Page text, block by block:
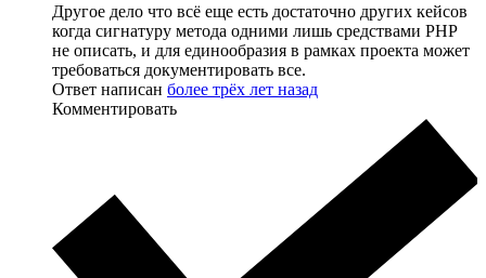
Другое дело что всё еще есть достаточно других кейсов
когда сигнатуру метода одними лишь средствами PHP
не описать, и для единообразия в рамках проекта может
требоваться документировать все.
Ответ написан более трёх лет назад
Комментировать